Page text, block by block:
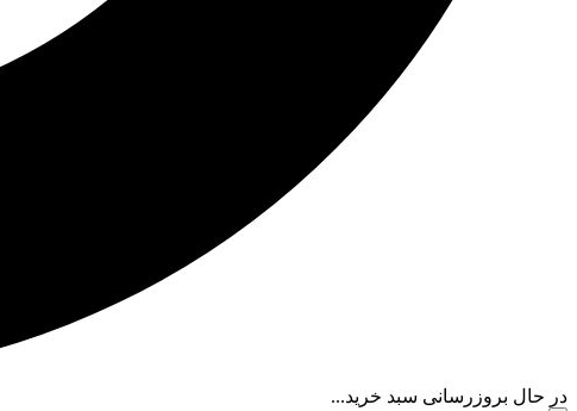
در حال بروزرسانی سبد خرید...